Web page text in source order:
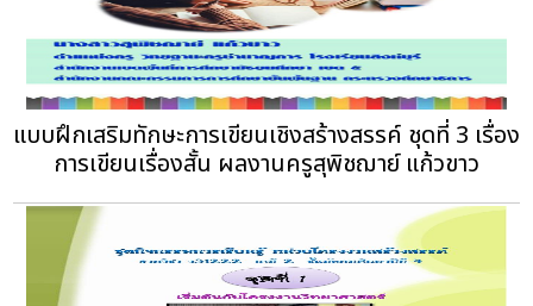
แบบฝึกเสริมทักษะการเขียนเชิงสร้างสรรค์ ชุดที่ 3 เรื่อง
การเขียนเรื่องสั้น ผลงานครูสุพิชฌาย์ แก้วขาว